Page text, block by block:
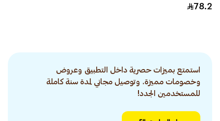
78.2
استمتع بميزات حصرية داخل التطبيق وعروض
وخصومات مميزة. وتوصيل مجاني لمدة سنة كاملة
للمستخدمين الجدد!